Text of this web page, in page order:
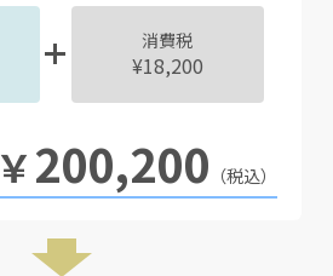
消費税
¥18,200
￥200,200 （税込）